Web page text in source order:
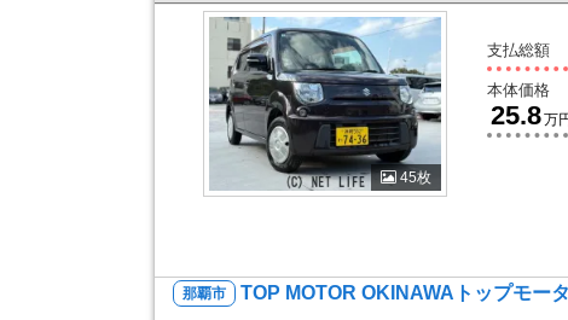
45枚
支払総額
本体価格
25.8万
那覇市 TOP MOTOR OKINAWAトップモー